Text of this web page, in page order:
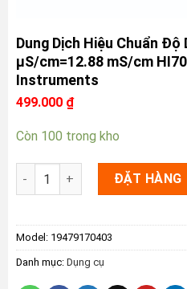
Dung Dịch Hiệu Chuẩn
µS/cm=12.88 mS/cm
Instruments
499.000 ₫
Còn 100 trong kho
Dung Dịch Hiệu Chuẩn Độ
ĐẶT HÀNG
Model: 19479170403
Danh mục: Dụng cụ